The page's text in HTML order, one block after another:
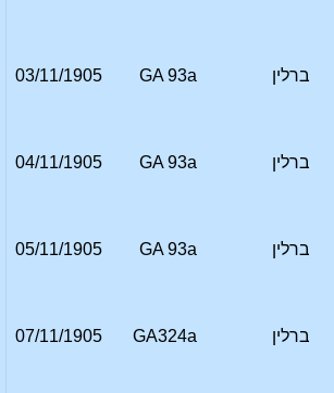
ברלין GA 93a
03/11/1905
ברלין GA 93a
04/11/1905
ברלין GA 93a
05/11/1905
ברלין GA324a
07/11/1905